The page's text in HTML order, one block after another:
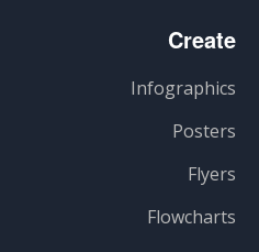
Create
Infographics
Posters
Flyers
Flowcharts